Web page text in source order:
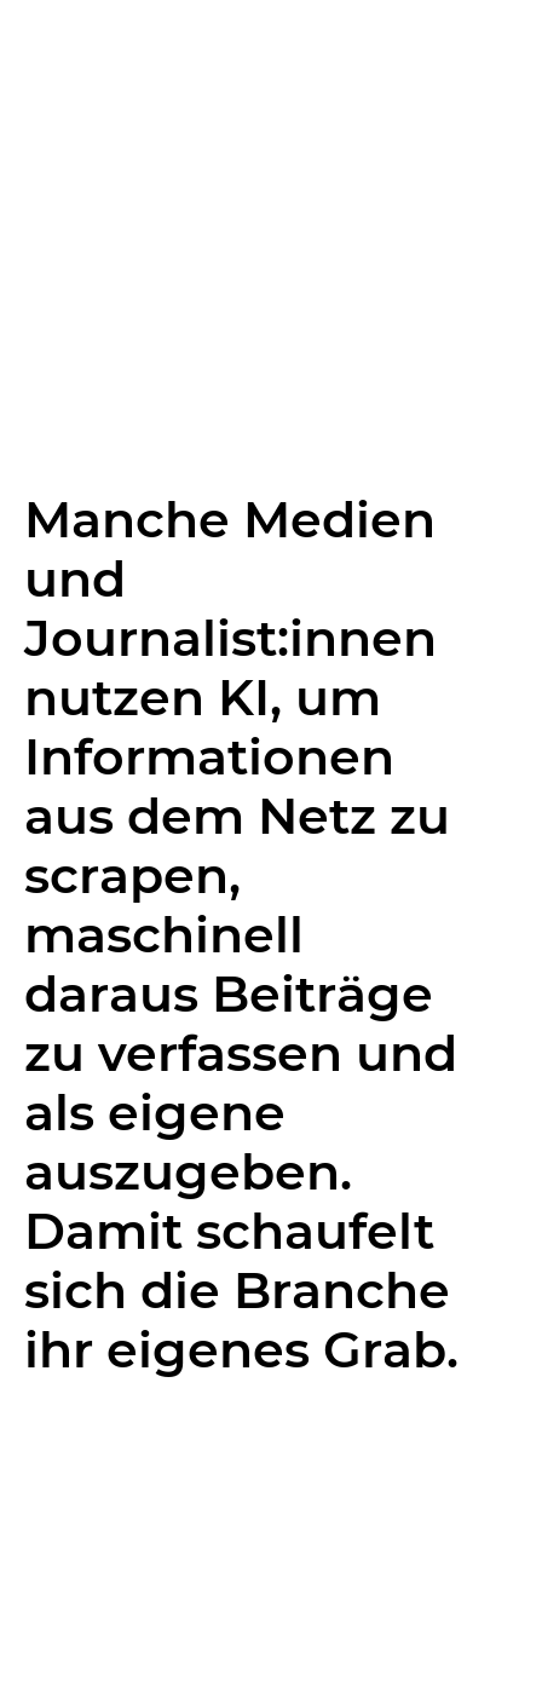
Manche Medien
und
Journalist:innen
nutzen KI, um
Informationen
aus dem Netz zu
scrapen,
maschinell
daraus Beiträge
zu verfassen und
als eigene
auszugeben.
Damit schaufelt
sich die Branche
ihr eigenes Grab.